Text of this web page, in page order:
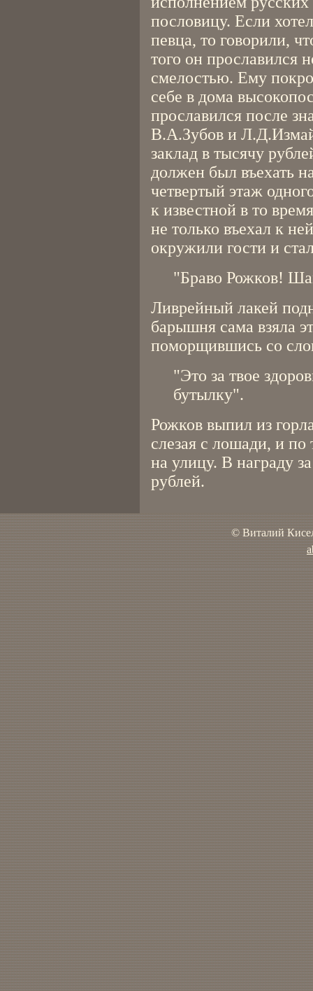
пословицу. Если
певца, то говорили,
того он прославился
смелостью. Ему
себе в дома
прославился после
В.А.Зубов и
заклад в тысячу
должен был въехать
четвертый этаж
к известной в то
не только въехал к
окружили гости и
"Браво Рожков!
Ливрейный лакей
барышня сама взяла
поморщившись со
"Это за твое
бутылку".
Рожков выпил из
слезая с лошади, и по
на улицу. В награду
рублей.
© Виталий